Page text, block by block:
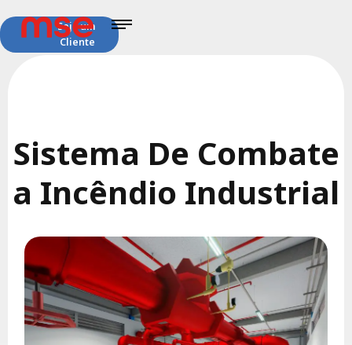
Seja um
Cliente
Sistema De Combate
a Incêndio Industrial